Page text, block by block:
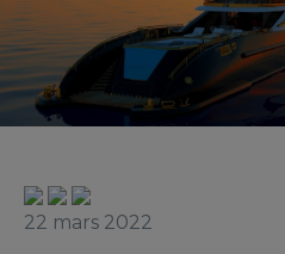
22 mars 2022